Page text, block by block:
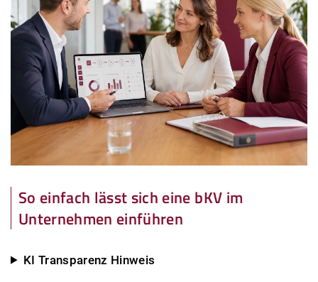
So einfach lässt sich eine bKV im
Unternehmen einführen
KI Transparenz Hinweis